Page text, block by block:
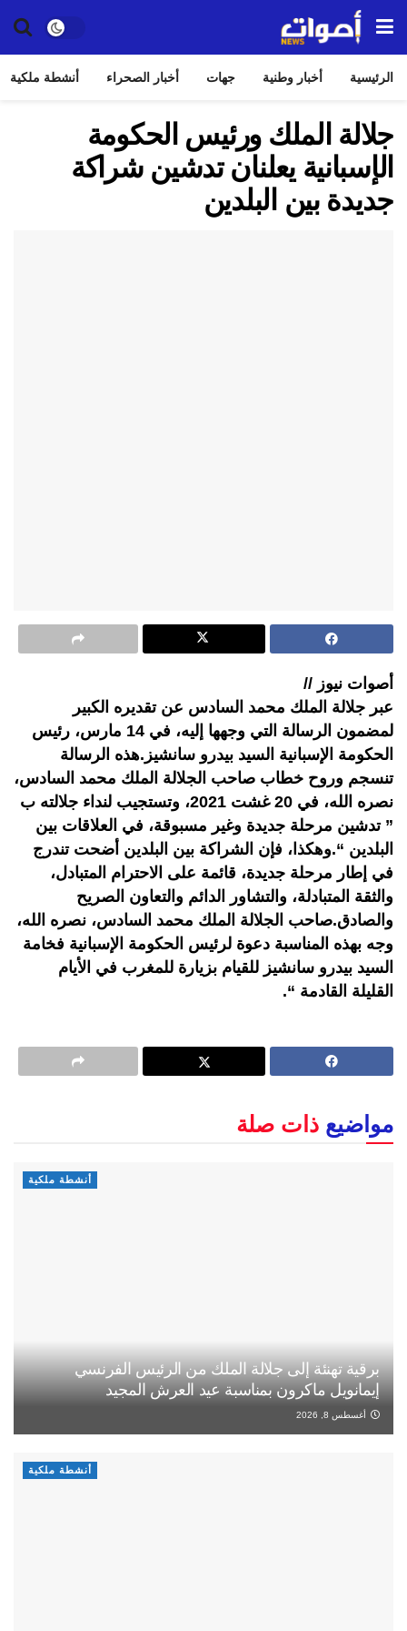
الرئيسية أخبار وطنية جهات أخبار الصحراء أنشطة ملكية
جلالة الملك ورئيس الحكومة
الإسبانية يعلنان تدشين شراكة
جديدة بين البلدين
أصوات نيوز //
عبر جلالة الملك محمد السادس عن تقديره الكبير
لمضمون الرسالة التي وجهها إليه، في 14 مارس، رئيس
الحكومة الإسبانية السيد بيدرو سانشيز.هذه الرسالة
تنسجم وروح خطاب صاحب الجلالة الملك محمد السادس،
نصره الله، في 20 غشت 2021، وتستجيب لنداء جلالته ب
” تدشين مرحلة جديدة وغير مسبوقة، في العلاقات بين
البلدين “.وهكذا، فإن الشراكة بين البلدين أضحت تندرج
في إطار مرحلة جديدة، قائمة على الاحترام المتبادل،
والثقة المتبادلة، والتشاور الدائم والتعاون الصريح
والصادق.صاحب الجلالة الملك محمد السادس، نصره الله،
وجه بهذه المناسبة دعوة لرئيس الحكومة الإسبانية فخامة
السيد بيدرو سانشيز للقيام بزيارة للمغرب في الأيام
القليلة القادمة “.
مواضيع ذات صلة
أنشطة ملكية
برقية تهنئة إلى جلالة الملك من الرئيس الفرنسي
إيمانويل ماكرون بمناسبة عيد العرش المجيد
أغسطس 8, 2026
أنشطة ملكية